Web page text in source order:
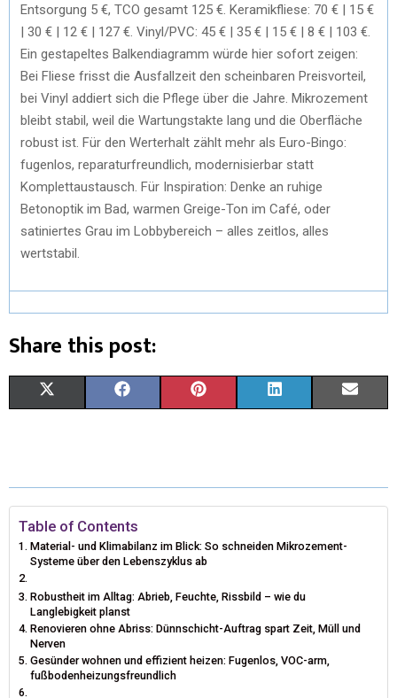
Entsorgung 5 €, TCO gesamt 125 €. Keramikfliese: 70 € | 15 €
| 30 € | 12 € | 127 €. Vinyl/PVC: 45 € | 35 € | 15 € | 8 € | 103 €.
Ein gestapeltes Balkendiagramm würde hier sofort zeigen:
Bei Fliese frisst die Ausfallzeit den scheinbaren Preisvorteil,
bei Vinyl addiert sich die Pflege über die Jahre. Mikrozement
bleibt stabil, weil die Wartungstakte lang und die Oberfläche
robust ist. Für den Werterhalt zählt mehr als Euro-Bingo:
fugenlos, reparaturfreundlich, modernisierbar statt
Komplettaustausch. Für Inspiration: Denke an ruhige
Betonoptik im Bad, warmen Greige-Ton im Café, oder
satiniertes Grau im Lobbybereich – alles zeitlos, alles
wertstabil.
Share this post:
W
T
E
R
)
E
O
T
R
K
D
I
Table of Contents
Material- und Klimabilanz im Blick: So schneiden Mikrozement-
Systeme über den Lebenszyklus ab
Robustheit im Alltag: Abrieb, Feuchte, Rissbild – wie du
Langlebigkeit planst
Renovieren ohne Abriss: Dünnschicht-Auftrag spart Zeit, Müll und
Nerven
Gesünder wohnen und effizient heizen: Fugenlos, VOC-arm,
fußbodenheizungsfreundlich